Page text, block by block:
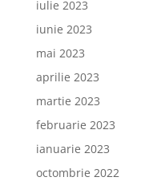
iulie 2023
iunie 2023
mai 2023
aprilie 2023
martie 2023
februarie 2023
ianuarie 2023
octombrie 2022